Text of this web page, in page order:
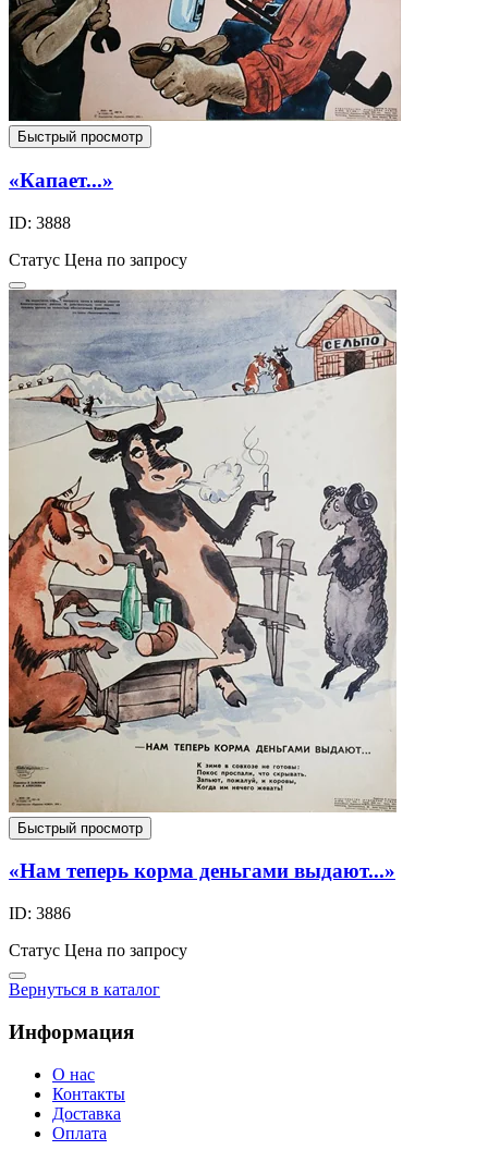
Быстрый просмотр
«Капает...»
ID: 3888
Статус Цена по запросу
Быстрый просмотр
«Нам теперь корма деньгами выдают...»
ID: 3886
Статус Цена по запросу
Вернуться в каталог
Информация
О нас
Контакты
Доставка
Оплата